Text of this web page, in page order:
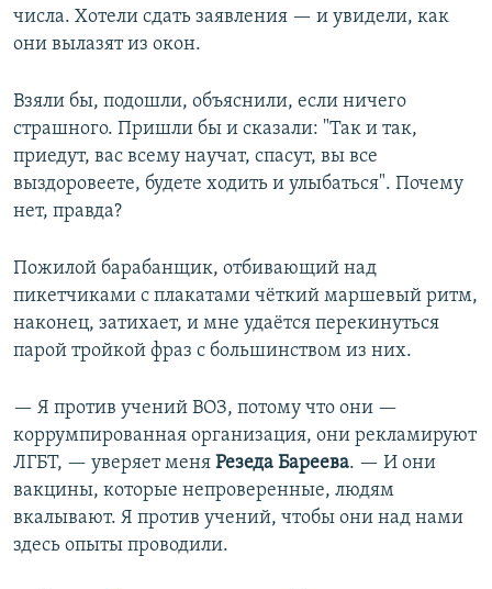
числа. Хотели сдать заявления — и увидели, как
они вылазят из окон.
Взяли бы, подошли, объяснили, если ничего
страшного. Пришли бы и сказали: "Так и так,
приедут, вас всему научат, спасут, вы все
выздоровеете, будете ходить и улыбаться". Почему
нет, правда?
Пожилой барабанщик, отбивающий над
пикетчиками с плакатами чёткий маршевый ритм,
наконец, затихает, и мне удаётся перекинуться
парой тройкой фраз с большинством из них.
— Я против учений ВОЗ, потому что они —
коррумпированная организация, они рекламируют
ЛГБТ, — уверяет меня Резеда Бареева. — И они
вакцины, которые непроверенные, людям
вкалывают. Я против учений, чтобы они над нами
здесь опыты проводили.